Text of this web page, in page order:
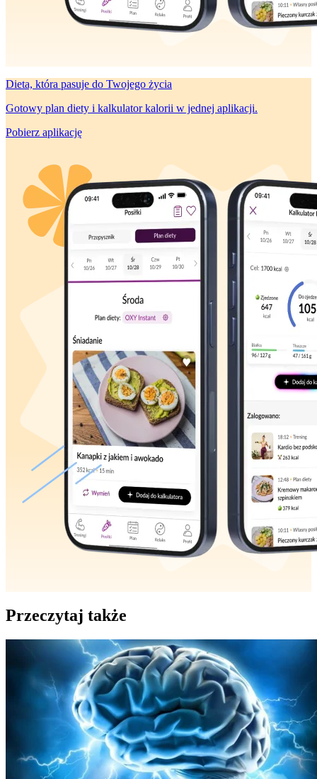
Dieta, która pasuje do Twojego życia
Gotowy plan diety i kalkulator kalorii w jednej aplikacji.
Pobierz aplikację
Przeczytaj także